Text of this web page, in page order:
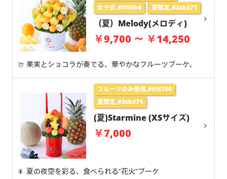
女子会,#ff69b4
夏限定,#3cb371
（夏）Melody(メロディ)
￥9,700 ～ ￥14,250
🍈 果実とショコラが奏でる、華やかなフルーツブーケ。
フルーツのみ使用,#ffd700
夏限定,#3cb371
(夏)Starmine (XSサイズ)
￥7,000
🎇 夏の夜空を彩る、食べられる“花火”ブーケ